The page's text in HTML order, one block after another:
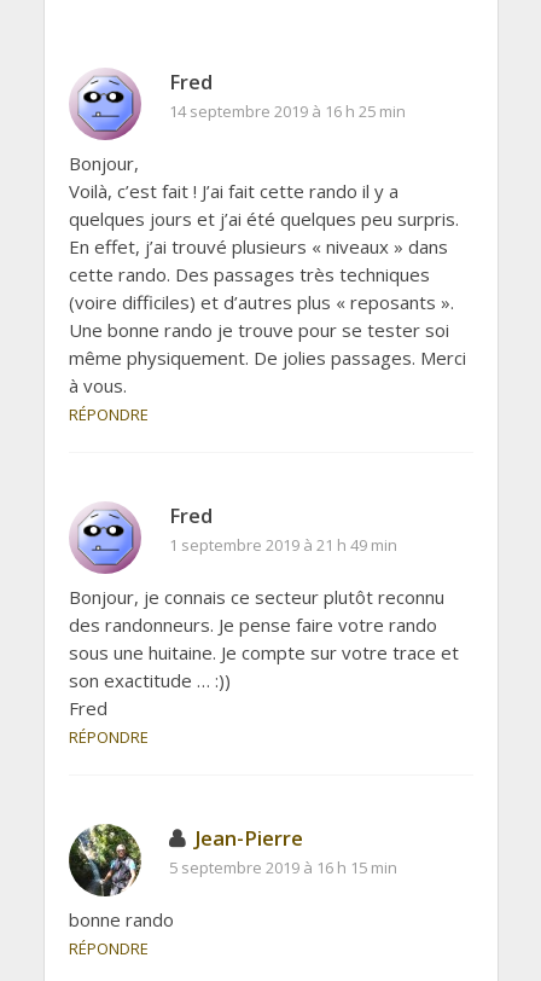
Fred
14 septembre 2019 à 16 h 25 min
Bonjour,
Voilà, c’est fait ! J’ai fait cette rando il y a
quelques jours et j’ai été quelques peu surpris.
En effet, j’ai trouvé plusieurs « niveaux » dans
cette rando. Des passages très techniques
(voire difficiles) et d’autres plus « reposants ».
Une bonne rando je trouve pour se tester soi
même physiquement. De jolies passages. Merci
à vous.
RÉPONDRE
Fred
1 septembre 2019 à 21 h 49 min
Bonjour, je connais ce secteur plutôt reconnu
des randonneurs. Je pense faire votre rando
sous une huitaine. Je compte sur votre trace et
son exactitude … :))
Fred
RÉPONDRE
Jean-Pierre
5 septembre 2019 à 16 h 15 min
bonne rando
RÉPONDRE